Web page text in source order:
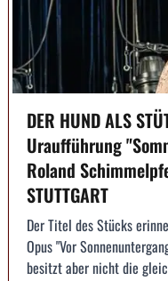
DER HUND ALS
Uraufführung
Roland
STUTTGART
Der Titel des Stücks
Opus "Vor
besitzt aber nicht die